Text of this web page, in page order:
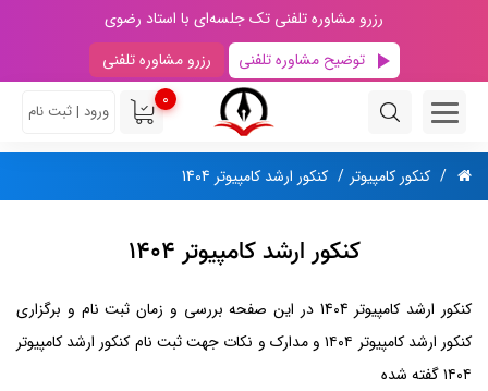
رزرو مشاوره تلفنی تک جلسه‌ای با استاد رضوی
توضیح مشاوره تلفنی
رزرو مشاوره تلفنی
0
ورود | ثبت نام
کنکور کامپیوتر کنکور ارشد کامپیوتر 1404
کنکور ارشد کامپیوتر 1404
کنکور ارشد کامپیوتر 1404 در این صفحه بررسی و زمان ثبت‌ نام و برگزاری
کنکور ارشد کامپیوتر ۱۴۰۴ و مدارک و نکات جهت ثبت‌ نام کنکور ارشد کامپیوتر
۱۴۰۴ گفته شده